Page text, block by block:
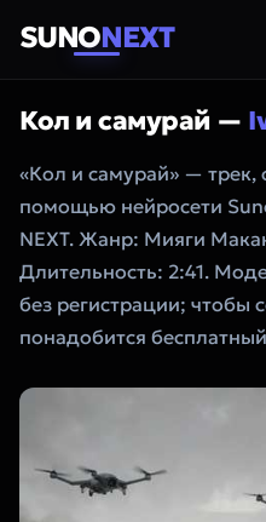
SUNONEXT
Кол и самурай —
«Кол и самурай» — трек,
помощью нейросети
NEXT. Жанр: Мияги
Длительность: 2:41.
без регистрации; чтобы
понадобится